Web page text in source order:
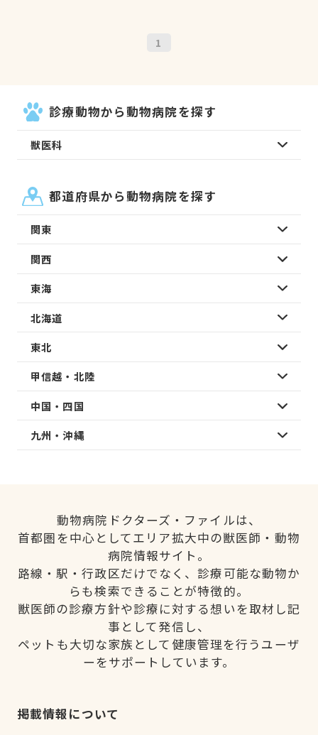
1
診療動物から動物病院を探す
獣医科
都道府県から動物病院を探す
関東
関西
東海
北海道
東北
甲信越・北陸
中国・四国
九州・沖縄
動物病院ドクターズ・ファイルは、
首都圏を中心としてエリア拡大中の獣医師・動物
病院情報サイト。
路線・駅・行政区だけでなく、診療可能な動物か
らも検索できることが特徴的。
獣医師の診療方針や診療に対する想いを取材し記
事として発信し、
ペットも大切な家族として健康管理を行うユーザ
ーをサポートしています。
掲載情報について